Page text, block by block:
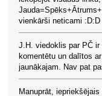
vienkārši neticami :D:D
J.H. viedoklis par PČ
komentētu un dalītos
jaunākajam. Nav pat
Manuprāt,